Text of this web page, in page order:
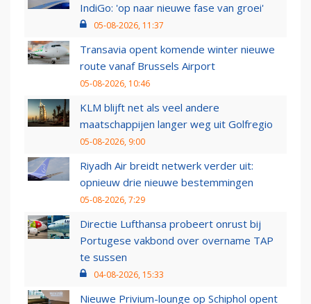
IndiGo: 'op naar nieuwe fase van groei'
05-08-2026, 11:37
Transavia opent komende winter nieuwe
route vanaf Brussels Airport
05-08-2026, 10:46
KLM blijft net als veel andere
maatschappijen langer weg uit Golfregio
05-08-2026, 9:00
Riyadh Air breidt netwerk verder uit:
opnieuw drie nieuwe bestemmingen
05-08-2026, 7:29
Directie Lufthansa probeert onrust bij
Portugese vakbond over overname TAP
te sussen
04-08-2026, 15:33
Nieuwe Privium-lounge op Schiphol opent